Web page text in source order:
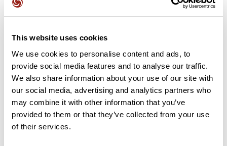
This website uses cookies
We use cookies to personalise content and ads, to
provide social media features and to analyse our traffic.
We also share information about your use of our site with
our social media, advertising and analytics partners who
may combine it with other information that you’ve
provided to them or that they’ve collected from your use
of their services.
Recensioni degli utenti
Questo percorso non contiene ancora alcuna recensione.
L'hai già effettuato? Sii il primo a inviare una recensione!
Aggiungi una recensione